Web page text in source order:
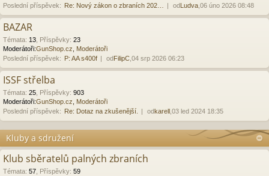
Poslední příspěvek: Re: Nový zákon o zbraních 202… odLudva ,06 úno 2026 08:48
BAZAR
Témata: 13 Příspěvky: 23
Moderátoři:GunShop.cz
Moderátoři
Poslední příspěvek: P: AA s400f odFilipC ,04 srp 2026 06:23
ISSF střelba
Témata: 25 Příspěvky: 903
Moderátoři:GunShop.cz
Moderátoři
Poslední příspěvek: Re: Dotaz na zkušenější. odkarell ,03 led 2024 18:35
Kluby a sdružení
Klub sběratelů palných zbraních
Témata: 57 Příspěvky: 59